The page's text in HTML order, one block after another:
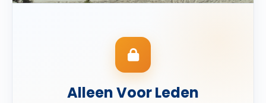
Alleen Voor Leden